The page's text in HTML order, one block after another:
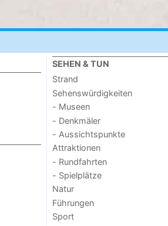
SEHEN & TUN
Strand
Sehenswürdigkeiten
- Museen
- Denkmäler
- Aussichtspunkte
Attraktionen
- Rundfahrten
- Spielplätze
Natur
Führungen
Sport